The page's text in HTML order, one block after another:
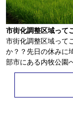
市街化調整区域って
か？？先日の休みに
部市にある内牧公園へ 小学生
子供を連れて...